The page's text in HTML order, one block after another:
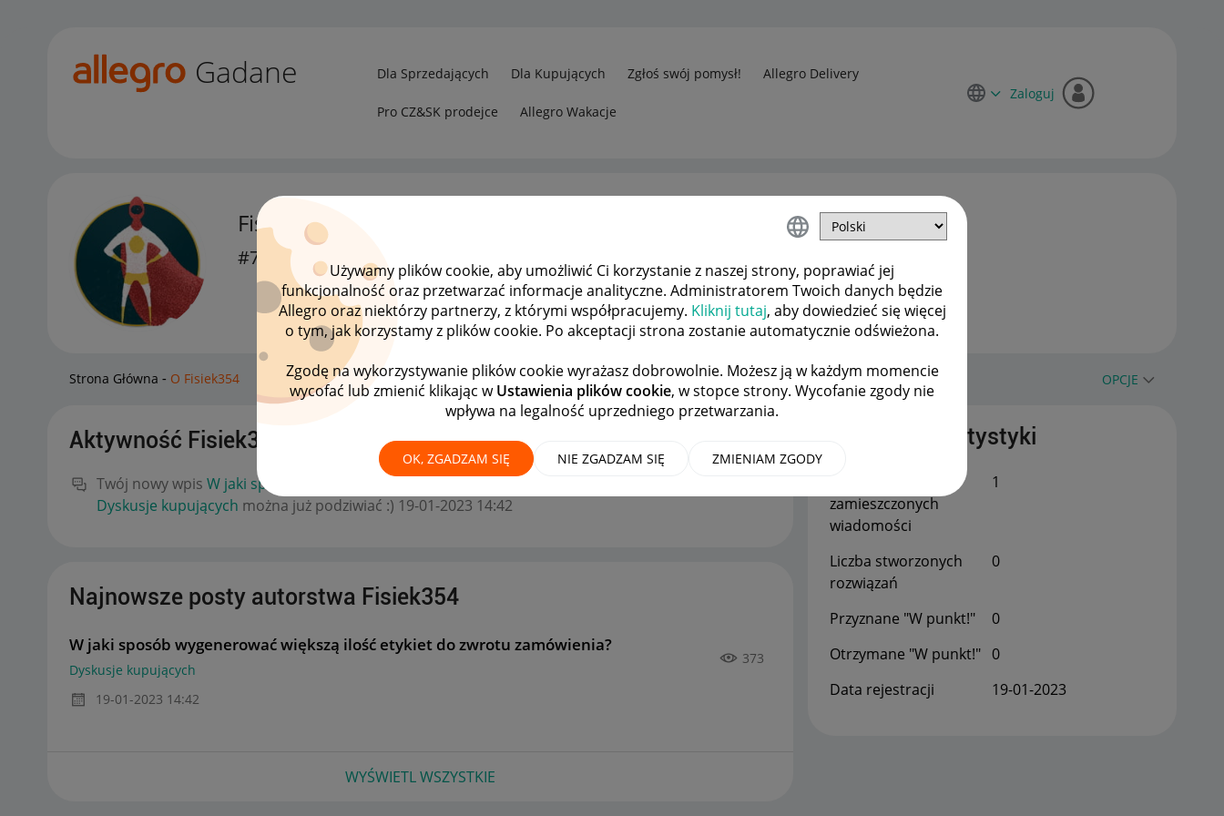
Używamy plików cookie, aby umożliwić Ci korzystanie z naszej strony, poprawiać jej
funkcjonalność oraz przetwarzać informacje analityczne. Administratorem Twoich danych będzie
Allegro oraz niektórzy partnerzy, z którymi współpracujemy. Kliknij tutaj, aby dowiedzieć się więcej
o tym, jak korzystamy z plików cookie. Po akceptacji strona zostanie automatycznie odświeżona.
Zgodę na wykorzystywanie plików cookie wyrażasz dobrowolnie. Możesz ją w każdym momencie
wycofać lub zmienić klikając wUstawienia plików cookie, w stopce strony. Wycofanie zgody nie
wpływa na legalność uprzedniego przetwarzania.
OK, ZGADZAM SIĘ NIE ZGADZAM SIĘ ZMIENIAM ZGODY
Gadane Dla Sprzedających Dla Kupujących Zgłoś swój pomysł! Allegro Delivery
Pro CZ&SK prodejce Allegro Wakacje
Zaloguj
Fisiek354
#7 Wielbiciel
Strona Główna O Fisiek354 OPCJE
Aktywność Fisiek354
Twój nowy wpis W jaki sposób wygenerować większą ilość etykiet do zwrotu zamówienia?
Dyskusje kupujących można już podziwiać :) ‎19-01-2023 14:42
Najnowsze posty autorstwa Fisiek354
W jaki sposób wygenerować większą ilość etykiet do zwrotu zamówienia?
Dyskusje kupujących
373
‎19-01-2023 14:42
WYŚWIETL WSZYSTKIE
Publiczne statystyki
zamieszczonych
wiadomości
1
Liczba stworzonych
rozwiązań
0
Przyznane "W punkt!"
0
Otrzymane "W punkt!" 0
Data rejestracji
‎19-01-2023